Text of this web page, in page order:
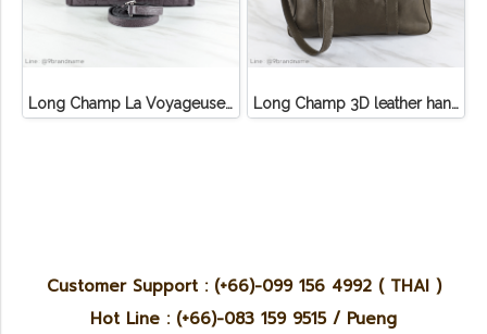
Long Champ La Voyageuse Bag Leather Long Champ 3D leather handbag
Customer Support : (+66)-099 156 4992 ( THAI )
Hot Line : (+66)-083 159 9515 / Pueng